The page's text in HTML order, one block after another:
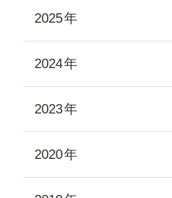
2025
2024
2023
2020